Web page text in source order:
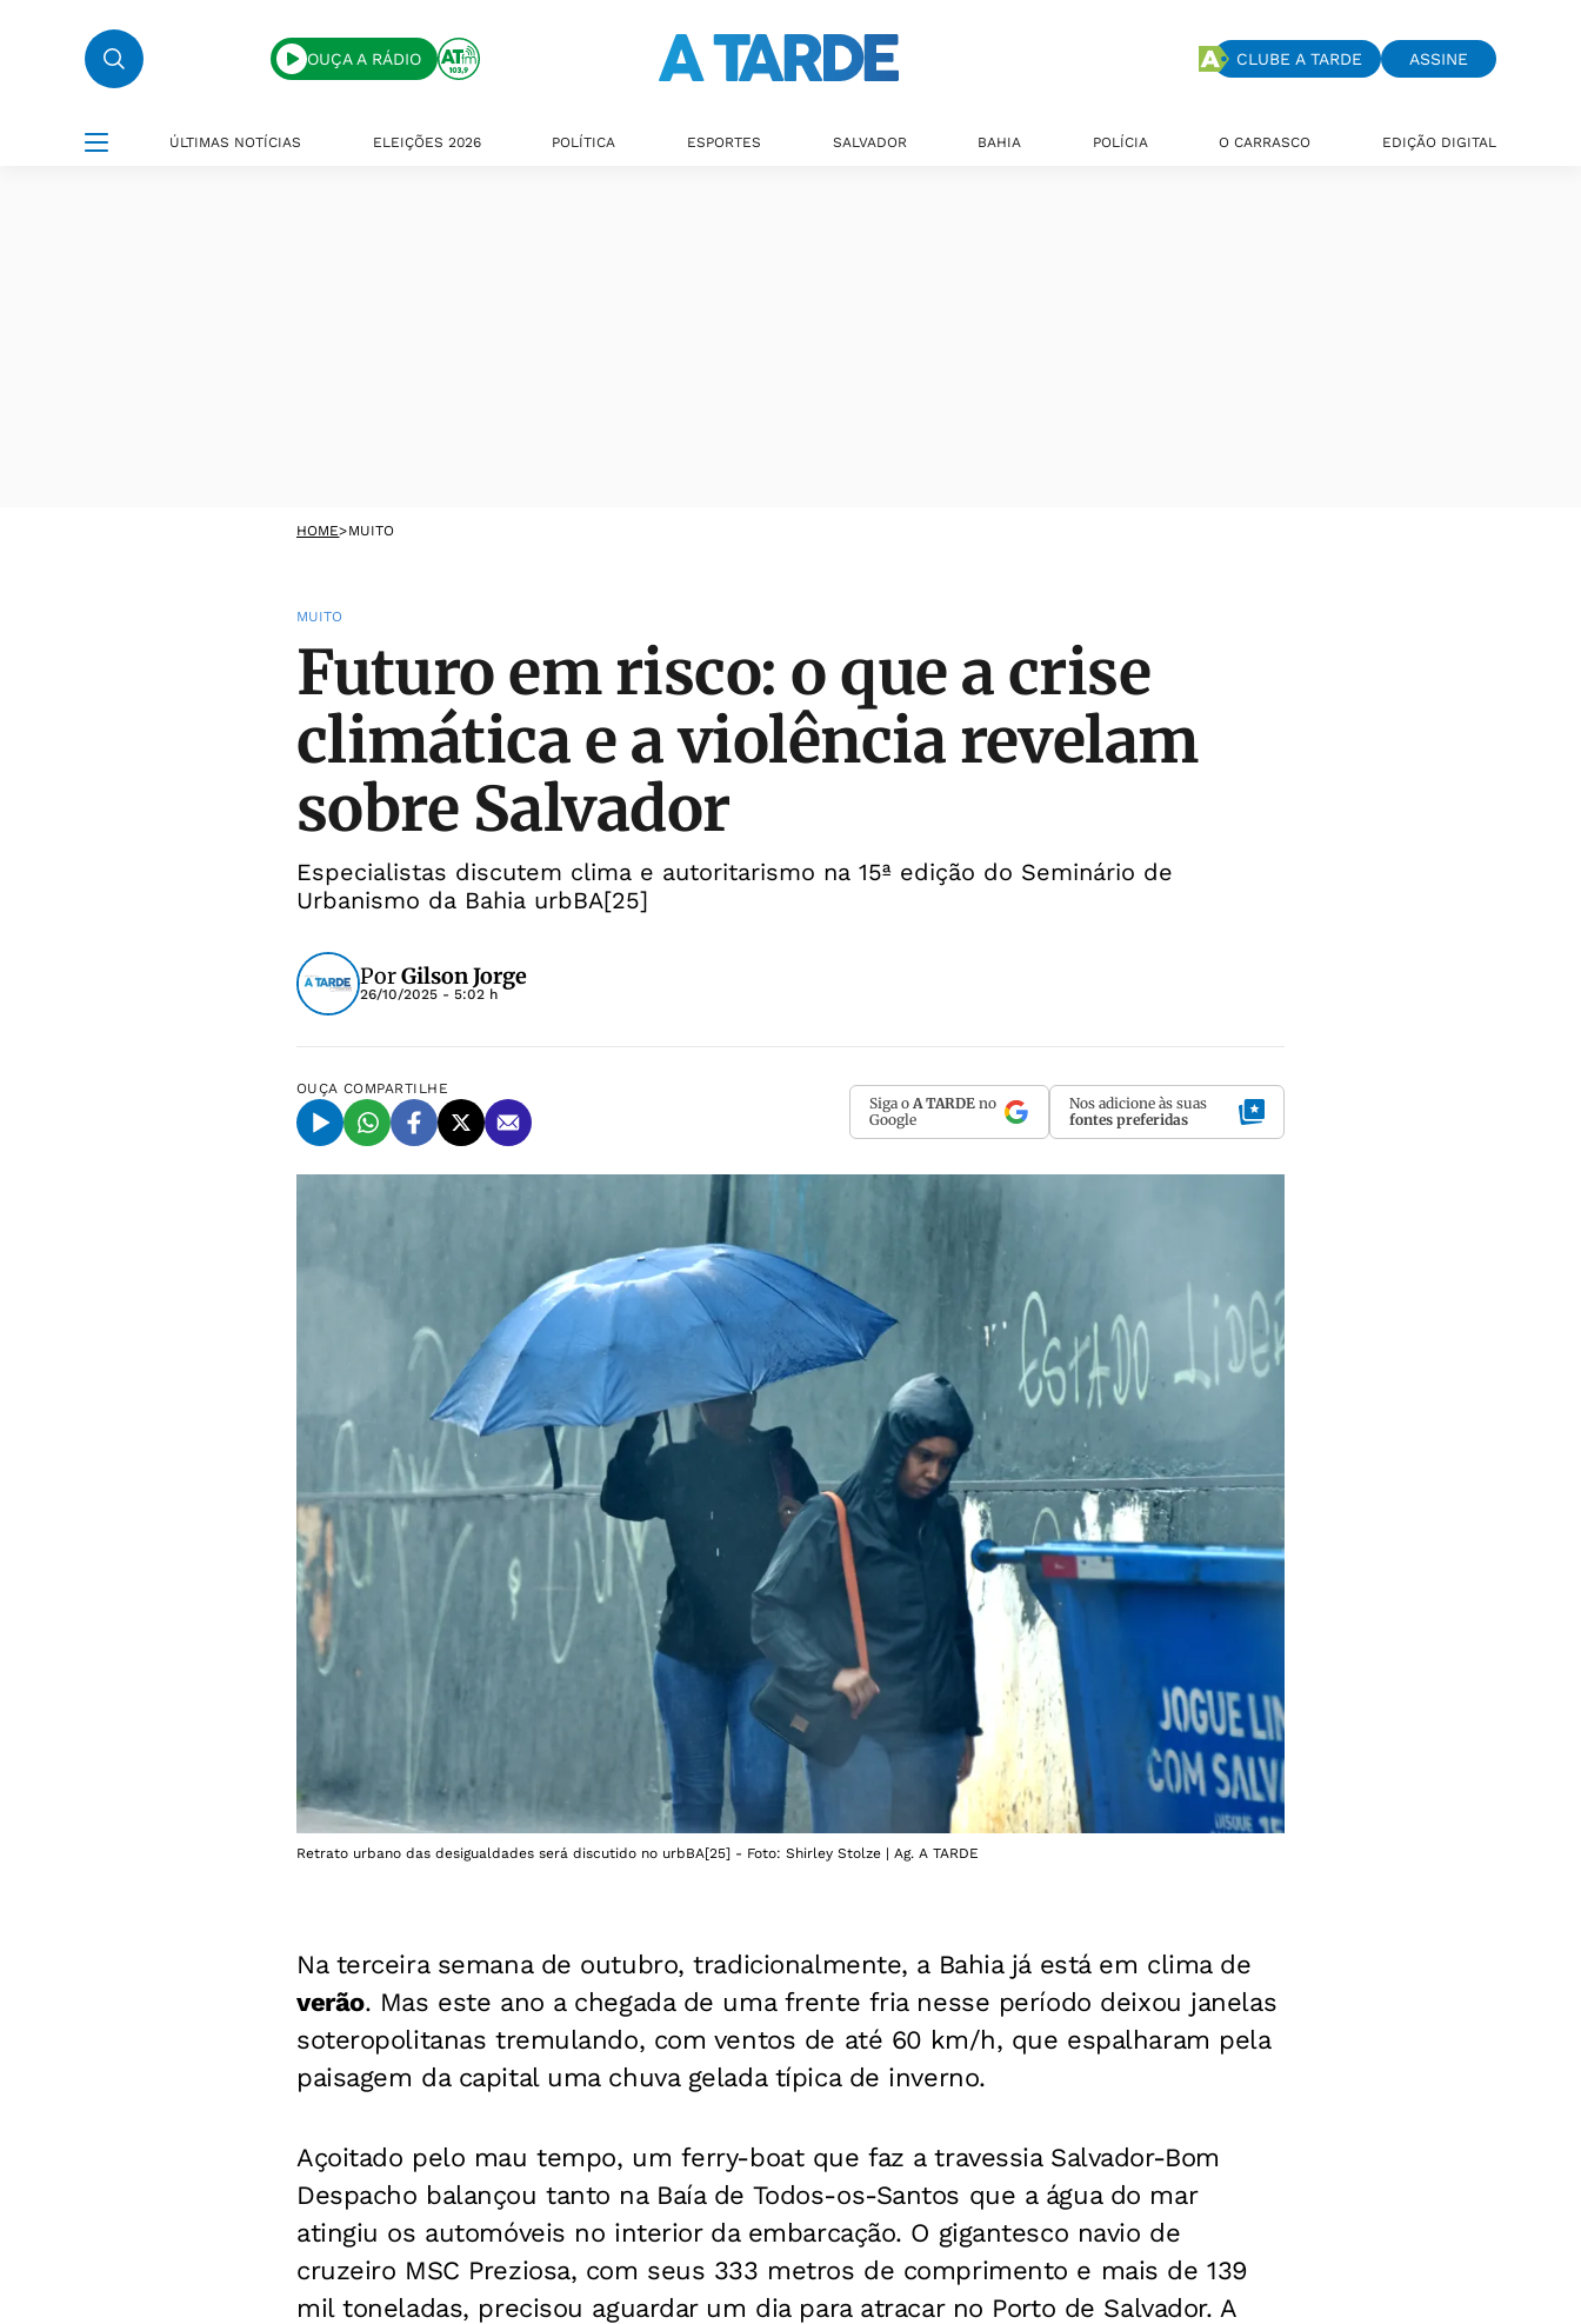
OUÇA A RÁDIO CLUBE A TARDE ASSINE
ÚLTIMAS NOTÍCIAS ELEIÇÕES 2026 POLÍTICA ESPORTES SALVADOR BAHIA POLÍCIA O CARRASCO EDIÇÃO DIGITAL
HOME>MUITO
MUITO
Futuro em risco: o que a crise
climática e a violência revelam
sobre Salvador
Especialistas discutem clima e autoritarismo na 15ª edição do Seminário de
Urbanismo da Bahia urbBA[25]
PorGilson Jorge
26/10/2025 - 5:02 h
OUÇA COMPARTILHE
Siga o A TARDE no
Google
Nos adicione às suas
fontes preferidas
Retrato urbano das desigualdades será discutido no urbBA[25] - Foto: Shirley Stolze | Ag. A TARDE
Na terceira semana de outubro, tradicionalmente, a Bahia já está em clima de
verão. Mas este ano a chegada de uma frente fria nesse período deixou janelas
soteropolitanas tremulando, com ventos de até 60 km/h, que espalharam pela
paisagem da capital uma chuva gelada típica de inverno.
Açoitado pelo mau tempo, um ferry-boat que faz a travessia Salvador-Bom
Despacho balançou tanto na Baía de Todos-os-Santos que a água do mar
atingiu os automóveis no interior da embarcação. O gigantesco navio de
cruzeiro MSC Preziosa, com seus 333 metros de comprimento e mais de 139
mil toneladas, precisou aguardar um dia para atracar no Porto de Salvador. A